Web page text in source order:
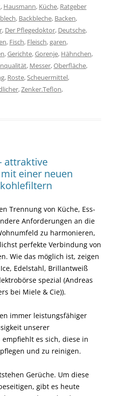
, Hausmann, Küche, Ratgeber
, Backbleche, Backen,
, Der Pflegedoktor, Deutsche,
, Fisch, Fleisch,garen,
,Gerichte,Gorenje, Hähnchen,
, Messer,Oberfläche,
, Roste,Scheuermittel,
,Zenker.Teflon,
attraktive
einer neuen
Trennung von Küche, Ess-
Anforderungen an die
zu harmonieren,
perfekte Verbindung von
Wie das möglich ist, zeigen
Edelstahl, Brillantweiß
spezial (Andreas
bei Miele & Cie)).
immer leistungsfähiger
unserer
es sich, diese in
und zu reinigen.
Gerüche. Um diese
gibt es heute